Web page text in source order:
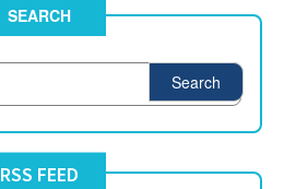
SEARCH
Search
RSS FEED